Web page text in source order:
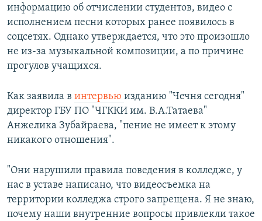
информацию об отчислении студентов, видео с
исполнением песни которых ранее появилось в
соцсетях. Однако утверждается, что это произошло
не из-за музыкальной композиции, а по причине
прогулов учащихся.
Как заявила в интервью изданию "Чечня сегодня"
директор ГБУ ПО "ЧГККИ им. В.А.Татаева"
Анжелика Зубайраева, "пение не имеет к этому
никакого отношения".
"Они нарушили правила поведения в колледже, у
нас в уставе написано, что видеосъемка на
территории колледжа строго запрещена. Я не знаю,
почему наши внутренние вопросы привлекли такое